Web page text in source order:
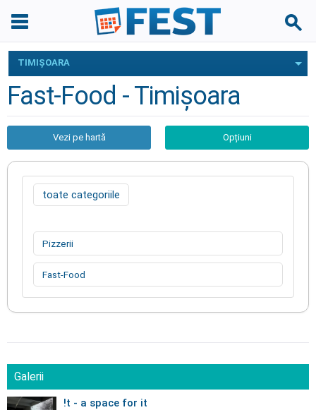
TIMIŞOARA
Fast-Food - Timişoara
Vezi pe hartă Opțiuni
toate categoriile
Pizzerii
Fast-Food
Galerii
!t - a space for it